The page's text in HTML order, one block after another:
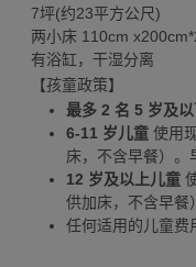
7坪(约23平方公尺)
两小床 110cm
有浴缸，干湿分离
【孩童政策】
最多 2 名 5 岁及
6-11 岁儿童 使用
床，不含早餐）。
12 岁及以上儿童
供加床，不含早餐
任何适用的儿童费